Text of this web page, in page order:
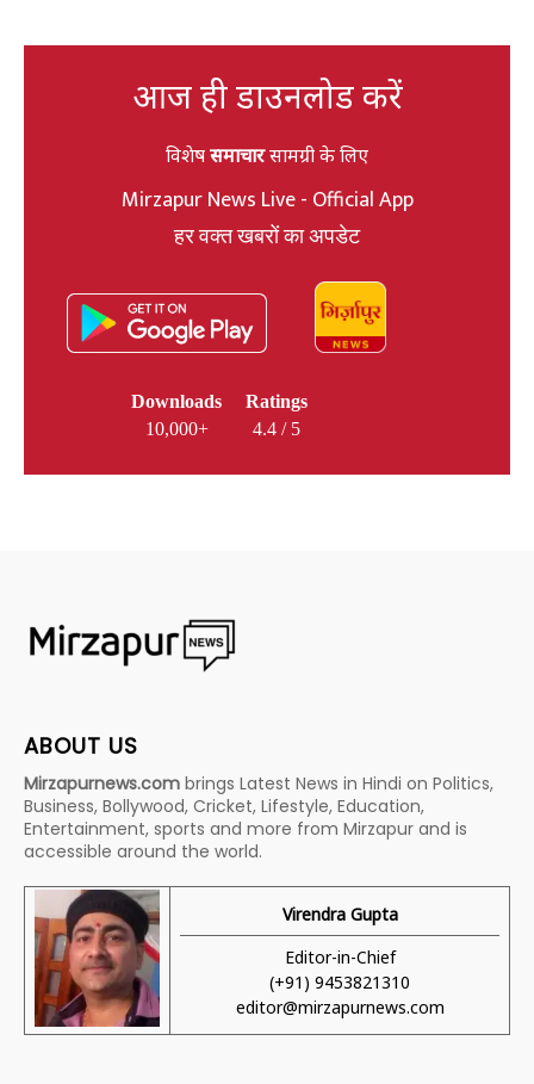
आज ही डाउनलोड करें
विशेषसमाचारसामग्री के लिए
Mirzapur News Live - Official App
हर वक्त खबरों का अपडेट
Downloads
10,000+
Ratings
4.4 / 5
ABOUT US
Mirzapurnews.com brings Latest News in Hindi on Politics,
Business, Bollywood, Cricket, Lifestyle, Education,
Entertainment, sports and more from Mirzapur and is
accessible around the world.
Virendra Gupta
Editor-in-Chief
(+91) 9453821310
editor@mirzapurnews.com